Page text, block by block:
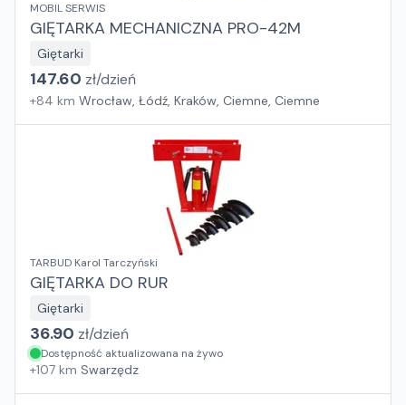
MOBIL SERWIS
GIĘTARKA MECHANICZNA PRO-42M
Giętarki
147.60 zł/dzień
+84 km Wrocław, Łódź, Kraków, Ciemne, Ciemne
TARBUD Karol Tarczyński
GIĘTARKA DO RUR
Giętarki
36.90 zł/dzień
Dostępność aktualizowana na żywo
+107 km Swarzędz